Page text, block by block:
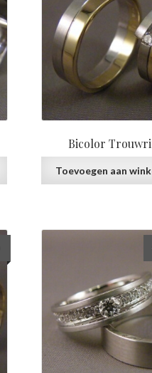
Bicolor
Toevoegen aan